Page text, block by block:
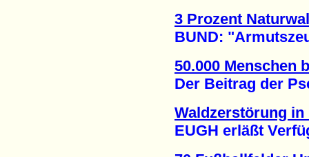
3 Prozent
BUND:
50.000 Menschen
Der Beitrag der
Waldzerstörung
EUGH erläßt